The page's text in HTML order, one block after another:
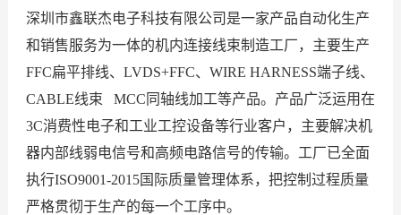
深圳市鑫联杰电子科技有限公司是一家产品自动化生产
和销售服务为一体的机内连接线束制造工厂，主要生产
FFC扁平排线、LVDS+FFC、WIRE HARNESS端子线、
CABLE线束 MCC同轴线加工等产品。产品广泛运用在
3C消费性电子和工业工控设备等行业客户，主要解决机
器内部线弱电信号和高频电路信号的传输。工厂已全面
执行ISO9001-2015国际质量管理体系，把控制过程质量
严格贯彻于生产的每一个工序中。